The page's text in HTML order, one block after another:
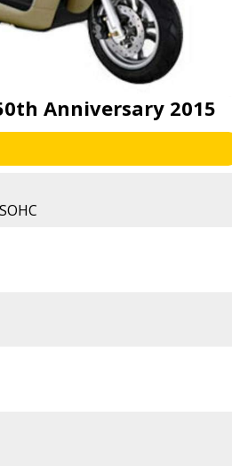
Anniversary 2015